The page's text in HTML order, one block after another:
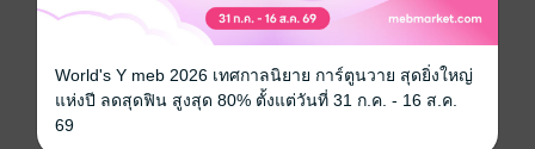
World's Y meb 2026 เทศกาลนิยาย การ์ตูนวาย สุดยิ่งใหญ่
แห่งปี ลดสุดฟิน สูงสุด 80% ตั้งแต่วันที่ 31 ก.ค. - 16 ส.ค.
69